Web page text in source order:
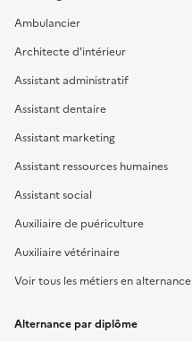
Ambulancier
Architecte d'intérieur
Assistant administratif
Assistant dentaire
Assistant marketing
Assistant ressources humaines
Assistant social
Auxiliaire de puériculture
Auxiliaire vétérinaire
Voir tous les métiers en alternance
Alternance par diplôme